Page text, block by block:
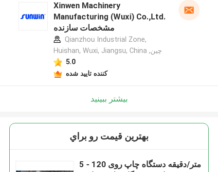
Xinwen Machinery
Manufacturing (Wuxi) Co.,Ltd.
مشخصات سازنده
Qianzhou Industrial Zone,
Huishan, Wuxi, Jiangsu, China ,چین
5.0
کننده تایید شده
بیشتر ببینید
بهترين قيمت رو براي
5 - 120 متر/دقیقه دستگاه چاپ روی